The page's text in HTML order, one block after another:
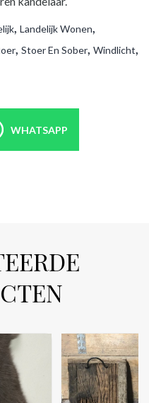
, Landelijk Wonen,
, Stoer En Sober, Windlicht,
WHATSAPP